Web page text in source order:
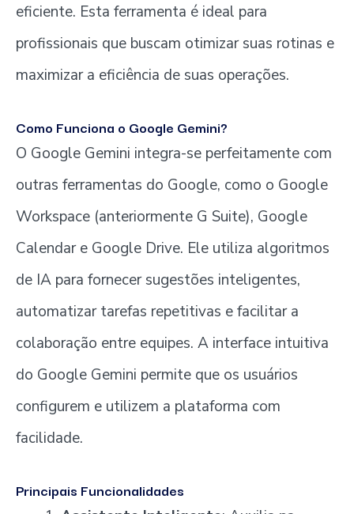
eficiente. Esta ferramenta é ideal para
profissionais que buscam otimizar suas rotinas e
maximizar a eficiência de suas operações.
Como Funciona o Google Gemini?
O Google Gemini integra-se perfeitamente com
outras ferramentas do Google, como o Google
Workspace (anteriormente G Suite), Google
Calendar e Google Drive. Ele utiliza algoritmos
de IA para fornecer sugestões inteligentes,
automatizar tarefas repetitivas e facilitar a
colaboração entre equipes. A interface intuitiva
do Google Gemini permite que os usuários
configurem e utilizem a plataforma com
facilidade.
Principais Funcionalidades